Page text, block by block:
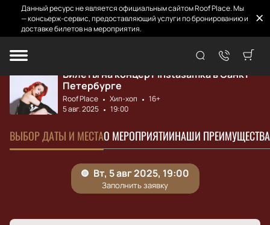
Данный ресурс не является официальным сайтом Roof Place. Мы
— консьерж-сервис, предоставляющий услуги по бронированию и
доставке билетов на мероприятия.
Главная
Билеты на концерт Instasamka в Санкт-
Петербурге
Roof Place Хип-хоп
16+
5 авг. 2025
19:00
ВЫБОР ДАТЫ И МЕСТАО МЕРОПРИЯТИИНАШИ ПРЕИМУЩЕСТВА